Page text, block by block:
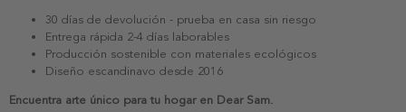
30 días de devolución - prueba en casa sin riesgo
Entrega rápida 2-4 días laborables
Producción sostenible con materiales ecológicos
Diseño escandinavo desde 2016
Encuentra arte único para tu hogar en Dear Sam.